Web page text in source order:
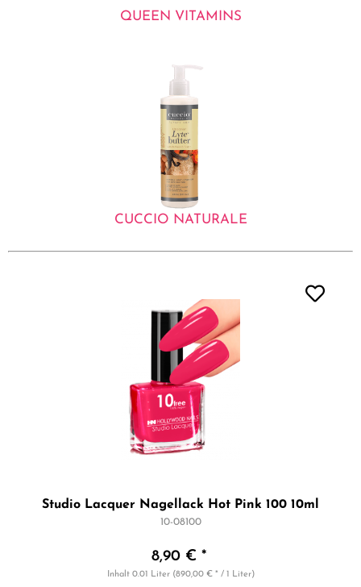
QUEEN VITAMINS
CUCCIO NATURALE
Studio Lacquer Nagellack Hot Pink 100 10ml
10-08100
8,90 € *
Inhalt 0.01 Liter (890,00 € * / 1 Liter)